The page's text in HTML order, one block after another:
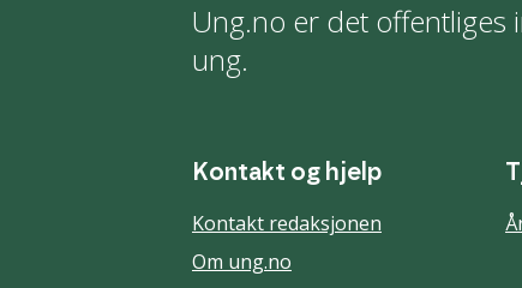
Ung.no er det offentliges
ung.
Kontakt og hjelp
Kontakt redaksjonen
Om ung.no